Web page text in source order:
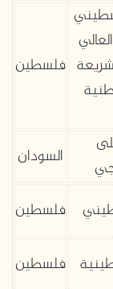
فلسطين
السودان
فلسطين
فلسطين